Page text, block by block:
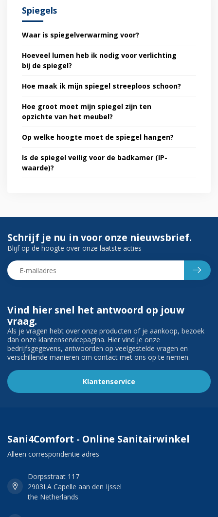
Spiegels
Waar is spiegelverwarming voor?
Hoeveel lumen heb ik nodig voor verlichting
bij de spiegel?
Hoe maak ik mijn spiegel streeploos schoon?
Hoe groot moet mijn spiegel zijn ten
opzichte van het meubel?
Op welke hoogte moet de spiegel hangen?
Is de spiegel veilig voor de badkamer (IP-
waarde)?
Vind hier snel het antwoord op jouw
vraag.
Als je vragen hebt over onze producten of je aankoop, bezoek
dan onze klantenservicepagina. Hier vind je onze
bedrijfsgegevens, antwoorden op veelgestelde vragen en
verschillende manieren om contact met ons op te nemen.
Klantenservice
Schrijf je nu in voor onze nieuwsbrief.
Blijf op de hoogte over onze laatste acties
Sani4Comfort - Online Sanitairwinkel
Alleen correspondentie adres
Dorpsstraat 117
2903LA Capelle aan den Ijssel
the Netherlands